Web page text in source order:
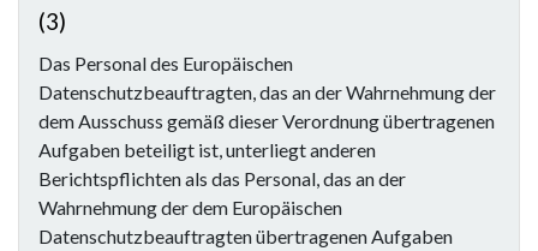
(3)
Das Personal des Europäischen
Datenschutzbeauftragten, das an der Wahrnehmung der
dem Ausschuss gemäß dieser Verordnung übertragenen
Aufgaben beteiligt ist, unterliegt anderen
Berichtspflichten als das Personal, das an der
Wahrnehmung der dem Europäischen
Datenschutzbeauftragten übertragenen Aufgaben